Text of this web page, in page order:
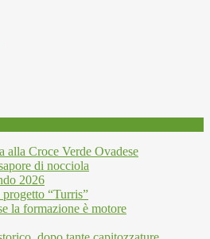
alla Croce Verde Ovadese
di nocciola
2026
“Turris”
la formazione è motore